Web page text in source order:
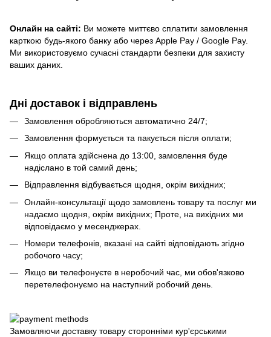
Онлайн на сайті: Ви можете миттєво сплатити замовлення
карткою будь-якого банку або через Apple Pay / Google Pay.
Ми використовуємо сучасні стандарти безпеки для захисту
ваших даних.
Дні доставок і відправлень
Замовлення обробляються автоматично 24/7;
Замовлення формується та пакується після оплати;
Якщо оплата здійснена до 13:00, замовлення буде
надіслано в той самий день;
Відправлення відбувається щодня, окрім вихідних;
Онлайн-консультації щодо замовлень товару та послуг ми
надаємо щодня, окрім вихідних; Проте, на вихідних ми
відповідаємо у месенджерах.
Номери телефонів, вказані на сайті відповідають згідно
робочого часу;
Якщо ви телефонуєте в неробочий час, ми обов'язково
перетелефонуємо на наступний робочий день.
Замовляючи доставку товару сторонніми кур'єрськими